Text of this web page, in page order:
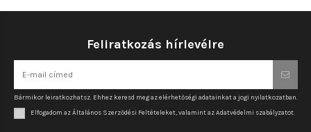
Feliratkozás hírlevélre
Bármikor leiratkozhatsz. Ehhez keresd meg az elérhetőségi adatainkat a jogi nyilatkozatban.
Elfogadom az Általános Szerződési Feltételeket, valamint az Adatvédelmi szabályzatot.